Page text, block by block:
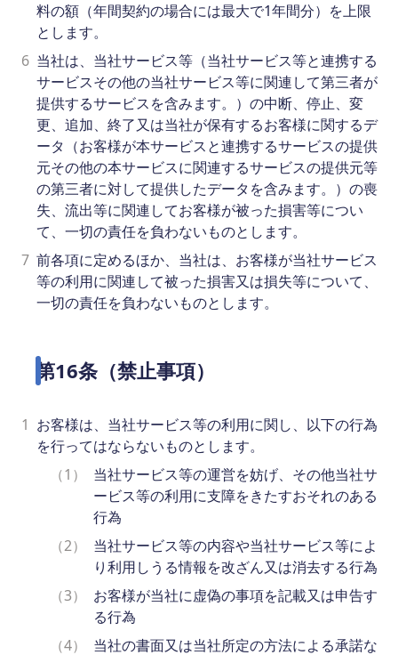
料の額（年間契約の場合には最大で1年間分）を上限
とします。
6 当社は、当社サービス等（当社サービス等と連携する
サービスその他の当社サービス等に関連して第三者が
提供するサービスを含みます。）の中断、停止、変
更、追加、終了又は当社が保有するお客様に関するデ
ータ（お客様が本サービスと連携するサービスの提供
元その他の本サービスに関連するサービスの提供元等
の第三者に対して提供したデータを含みます。）の喪
失、流出等に関連してお客様が被った損害等につい
て、一切の責任を負わないものとします。
7 前各項に定めるほか、当社は、お客様が当社サービス
等の利用に関連して被った損害又は損失等について、
一切の責任を負わないものとします。
第16条（禁止事項）
1 お客様は、当社サービス等の利用に関し、以下の行為
を行ってはならないものとします。
（1）
当社サービス等の運営を妨げ、その他当社サ
ービス等の利用に支障をきたすおそれのある
行為
（2）
当社サービス等の内容や当社サービス等によ
り利用しうる情報を改ざん又は消去する行為
（3）
お客様が当社に虚偽の事項を記載又は申告す
る行為
（4）
当社の書面又は当社所定の方法による承諾な